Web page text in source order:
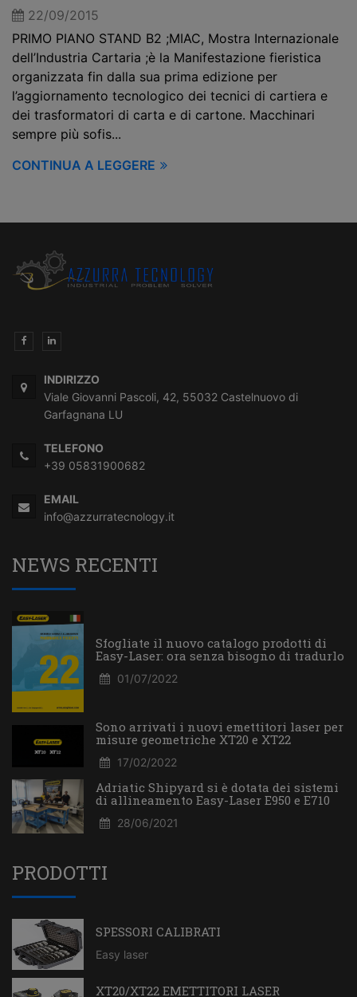
22/09/2015
PRIMO PIANO STAND B2 ;MIAC, Mostra Internazionale
dell’Industria Cartaria ;è la Manifestazione fieristica
organizzata fin dalla sua prima edizione per
l’aggiornamento tecnologico dei tecnici di cartiera e
dei trasformatori di carta e di cartone. Macchinari
sempre più sofis...
CONTINUA A LEGGERE
INDIRIZZO
Viale Giovanni Pascoli, 42, 55032 Castelnuovo di
Garfagnana LU
TELEFONO
+39 05831900682
EMAIL
info@azzurratecnology.it
NEWS RECENTI
Sfogliate il nuovo catalogo prodotti di
Easy-Laser: ora senza bisogno di tradurlo
01/07/2022
Sono arrivati i nuovi emettitori laser per
misure geometriche XT20 e XT22
17/02/2022
Adriatic Shipyard si è dotata dei sistemi
di allineamento Easy-Laser E950 e E710
28/06/2021
PRODOTTI
SPESSORI CALIBRATI
Easy laser
XT20/XT22 EMETTITORI LASER